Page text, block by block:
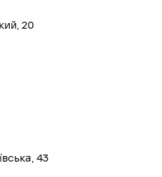
20
43